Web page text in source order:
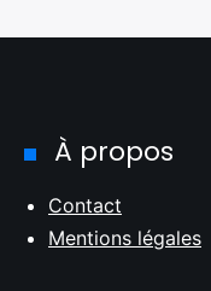
À propos
Contact
Mentions légales